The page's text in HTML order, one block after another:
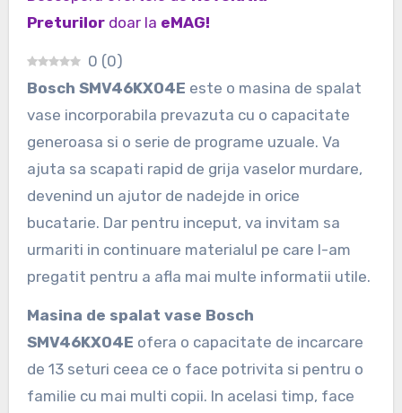
Preturilor doar la eMAG!
0 (0)
Bosch SMV46KX04E este o masina de spalat
vase incorporabila prevazuta cu o capacitate
generoasa si o serie de programe uzuale. Va
ajuta sa scapati rapid de grija vaselor murdare,
devenind un ajutor de nadejde in orice
bucatarie. Dar pentru inceput, va invitam sa
urmariti in continuare materialul pe care l-am
pregatit pentru a afla mai multe informatii utile.
Masina de spalat vase Bosch
SMV46KX04E ofera o capacitate de incarcare
de 13 seturi ceea ce o face potrivita si pentru o
familie cu mai multi copii. In acelasi timp, face